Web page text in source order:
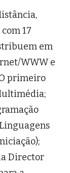
17
em
WWW e
primeiro
Director